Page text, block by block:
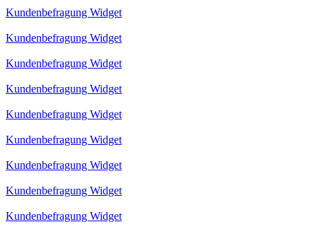
Kundenbefragung Widget
Kundenbefragung Widget
Kundenbefragung Widget
Kundenbefragung Widget
Kundenbefragung Widget
Kundenbefragung Widget
Kundenbefragung Widget
Kundenbefragung Widget
Kundenbefragung Widget